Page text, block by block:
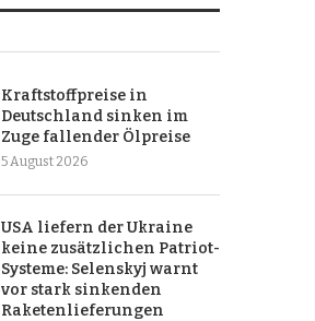
Kraftstoffpreise in
Deutschland sinken im
Zuge fallender Ölpreise
5 August 2026
USA liefern der Ukraine
keine zusätzlichen Patriot-
Systeme: Selenskyj warnt
vor stark sinkenden
Raketenlieferungen